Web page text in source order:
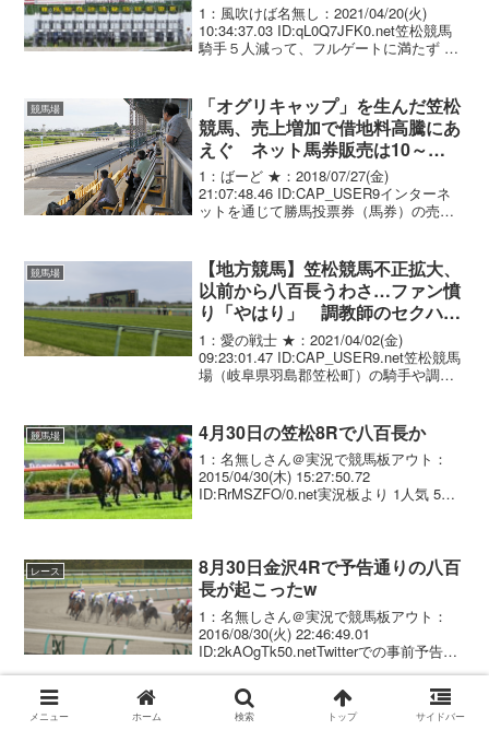
1：風吹けば名無し：2021/04/20(火)
10:34:37.03 ID:qL0Q7JFK0.net笠松競馬
騎手５人減って、フルゲートに満たず 立
が続く笠松競馬...
競馬場
「オグリキャップ」を生んだ笠松
競馬、売上増加で借地料高騰にあ
えぐ ネット馬券販売は10～
13％の手数料
1：ばーど ★：2018/07/27(金)
21:07:48.46 ID:CAP_USER9インターネ
ットを通じて勝馬投票券（馬券）の売り
る。敷地の９８％を占める借地の...
競馬場
【地方競馬】笠松競馬不正拡大、
以前から八百長うわさ…ファン憤
り「やはり」 調教師のセクハラ
も認定
1：愛の戦士 ★：2021/04/02(金)
09:23:01.47 ID:CAP_USER9.net笠松競馬
場（岐阜県羽島郡笠松町）の騎手や調教
不適切事案検討委員会」...
競馬場 4月30日の笠松8Rで八百長か
1：名無しさん＠実況で競馬板アウト：
2015/04/30(木) 15:27:50.72
ID:RrMSZFO/0.net実況板より 1人気 5ノ
レース
8月30日金沢4Rで予告通りの八百
長が起こったw
1：名無しさん＠実況で競馬板アウト：
2016/08/30(火) 22:46:49.01
ID:2kAOgTk50.netTwitterでの事前予告。
2016年8月30日 金沢 4R
メニュー ホーム 検索 トップ サイドバー